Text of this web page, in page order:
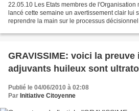
22.05.10 Les Etats membres de
lancé cette semaine un avertissement clair lui
reprendre la main sur le processus
GRAVISSIME: voici la
adjuvants huileux sont
Publié le 04/06/2010 à 02:08
Par Initiative Citoyenne